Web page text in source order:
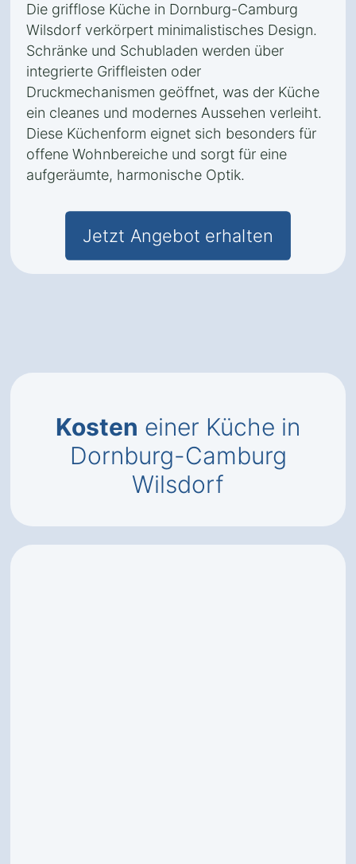
Die grifflose Küche in Dornburg-Camburg
Wilsdorf verkörpert minimalistisches Design.
Schränke und Schubladen werden über
integrierte Griffleisten oder
Druckmechanismen geöffnet, was der Küche
ein cleanes und modernes Aussehen verleiht.
Diese Küchenform eignet sich besonders für
offene Wohnbereiche und sorgt für eine
aufgeräumte, harmonische Optik.
Jetzt Angebot erhalten
Kosten einer Küche in
Dornburg-Camburg
Wilsdorf